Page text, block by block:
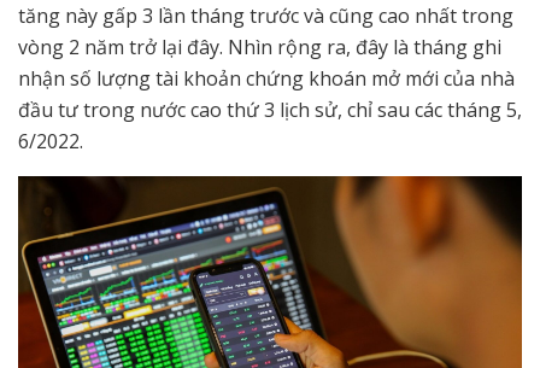
tăng này gấp 3 lần tháng trước và cũng cao nhất trong
vòng 2 năm trở lại đây. Nhìn rộng ra, đây là tháng ghi
nhận số lượng tài khoản chứng khoán mở mới của nhà
đầu tư trong nước cao thứ 3 lịch sử, chỉ sau các tháng 5,
6/2022.